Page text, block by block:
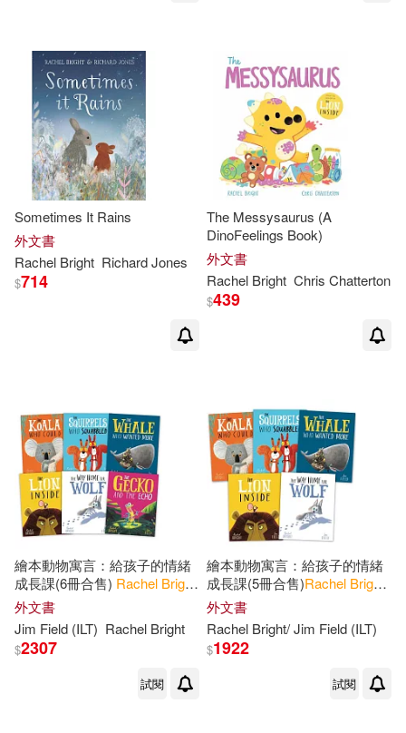
Sometimes It Rains
外文書
Rachel Bright Richard Jones
$714
The Messysaurus (A
DinoFeelings Book)
外文書
Rachel Bright Chris Chatterton
$439
繪本動物寓言：給孩子的情緒
成長課(6冊合售) Rachel Bright
6 copy Shrinkwrap
外文書
Jim Field (ILT) Rachel Bright
$2307
試閱
繪本動物寓言：給孩子的情緒
成長課(5冊合售)Rachel Bright
5-book pack
外文書
Rachel Bright/ Jim Field (ILT)
$1922
試閱